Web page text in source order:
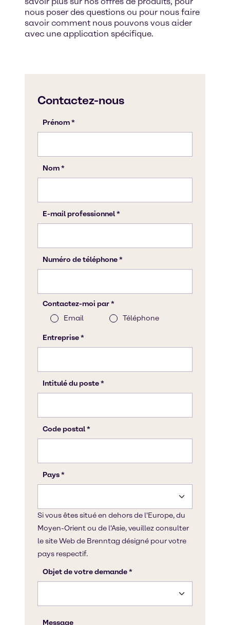
nous poser des questions ou pour nous faire
savoir comment nous pouvons vous aider
avec une application spécifique.